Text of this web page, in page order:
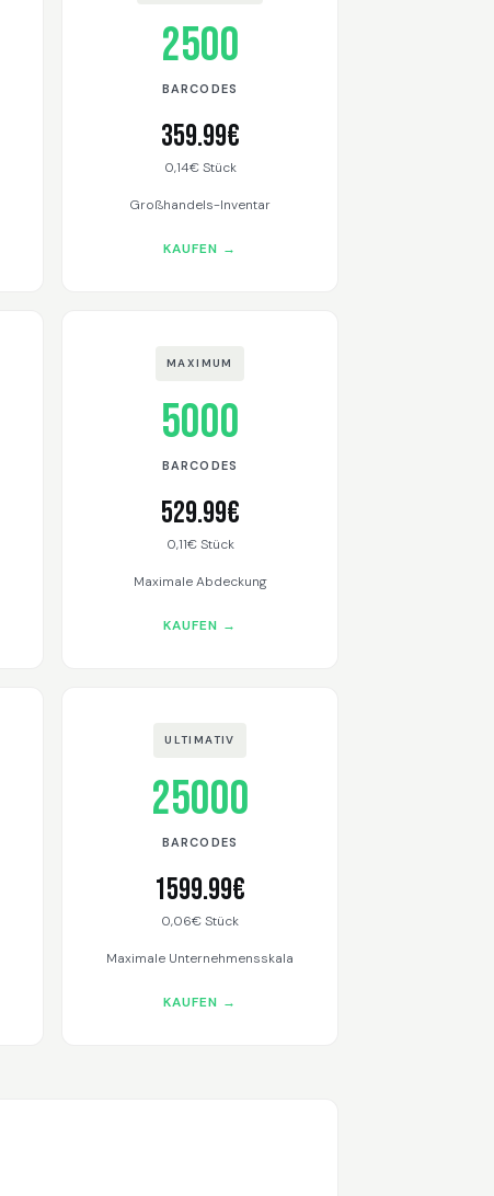
2500
BARCODES
359.99€
0,14€ Stück
Großhandels-Inventar
KAUFEN →
MAXIMUM
5000
BARCODES
529.99€
0,11€ Stück
Maximale Abdeckung
KAUFEN →
ULTIMATIV
25000
BARCODES
1599.99€
0,06€ Stück
Maximale Unternehmensskala
KAUFEN →